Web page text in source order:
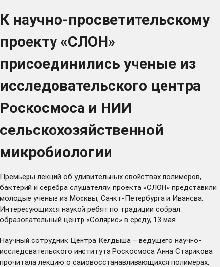
К научно-просветительскому
проекту «СЛОН»
присоединились ученые из
исследовательского центра
Роскосмоса и НИИ
сельскохозяйственной
микробиологии
Премьеры лекций об удивительных свойствах полимеров,
бактерий и серебра слушателям проекта «СЛОН» представили
молодые ученые из Москвы, Санкт-Петербурга и Иванова.
Интересующихся наукой ребят по традиции собрал
образовательный центр «Солярис» в среду, 13 мая.
Научный сотрудник Центра Келдыша – ведущего научно-
исследовательского института Роскосмоса Анна Старикова
прочитала лекцию о самовосстанавливающихся полимерах,